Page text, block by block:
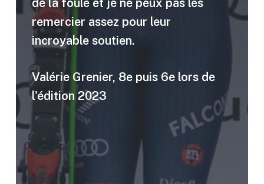
de la foule et je ne peux pas les
remercier assez pour leur
incroyable soutien.
Valérie Grenier, 8e puis 6e lors de
l'édition 2023